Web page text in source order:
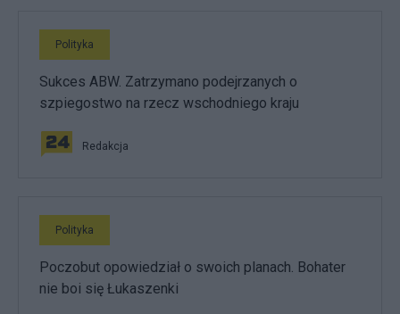
Polityka
Sukces ABW. Zatrzymano podejrzanych o
szpiegostwo na rzecz wschodniego kraju
Redakcja
Polityka
Poczobut opowiedział o swoich planach. Bohater
nie boi się Łukaszenki